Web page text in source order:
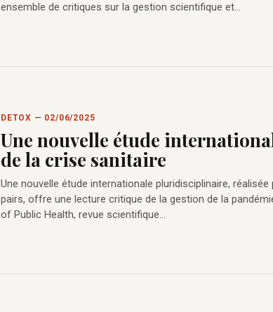
ensemble de critiques sur la gestion scientifique et…
DETOX — 02/06/2025
Une nouvelle étude
de la crise sanitaire
Une nouvelle étude internationale pluridisciplinaire,
pairs, offre une lecture critique de la gestion de la
of Public Health, revue scientifique…